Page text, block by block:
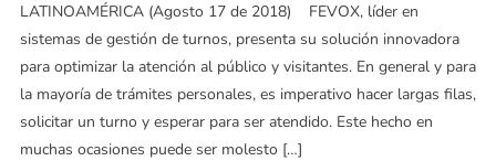
LATINOAMÉRICA (Agosto 17 de 2018) FEVOX, líder en
sistemas de gestión de turnos, presenta su solución innovadora
para optimizar la atención al público y visitantes. En general y para
la mayoría de trámites personales, es imperativo hacer largas filas,
solicitar un turno y esperar para ser atendido. Este hecho en
muchas ocasiones puede ser molesto […]